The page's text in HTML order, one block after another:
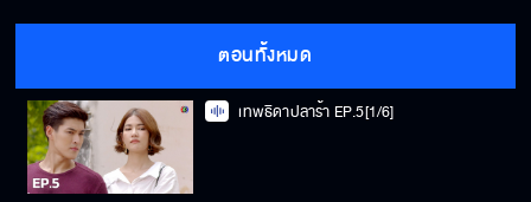
ตอนทั้งหมด
เทพธิดาปลาร้า EP.5[1/6]